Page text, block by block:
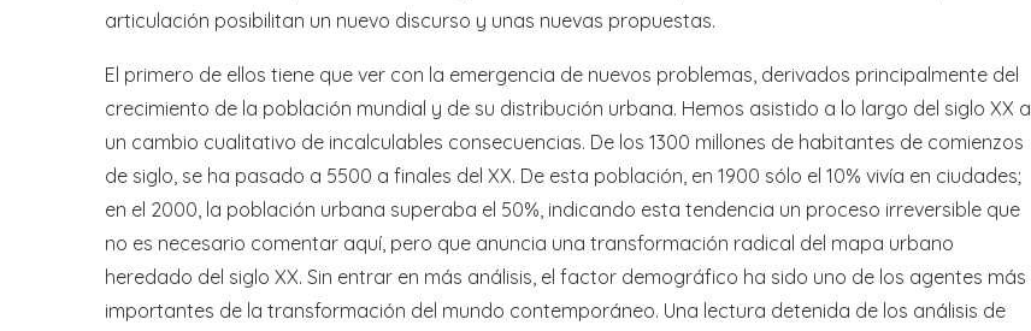
articulación posibilitan un nuevo discurso y unas nuevas propuestas.
El primero de ellos tiene que ver con la emergencia de nuevos problemas, derivados principalmente del
crecimiento de la población mundial y de su distribución urbana. Hemos asistido a lo largo del siglo XX a
un cambio cualitativo de incalculables consecuencias. De los 1300 millones de habitantes de comienzos
de siglo, se ha pasado a 5500 a finales del XX. De esta población, en 1900 sólo el 10% vivía en ciudades;
en el 2000, la población urbana superaba el 50%, indicando esta tendencia un proceso irreversible que
no es necesario comentar aquí, pero que anuncia una transformación radical del mapa urbano
heredado del siglo XX. Sin entrar en más análisis, el factor demográfico ha sido uno de los agentes más
importantes de la transformación del mundo contemporáneo. Una lectura detenida de los análisis de